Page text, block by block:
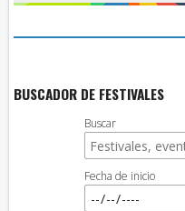
BUSCADOR DE FESTIVALES
Buscar
Fecha de inicio